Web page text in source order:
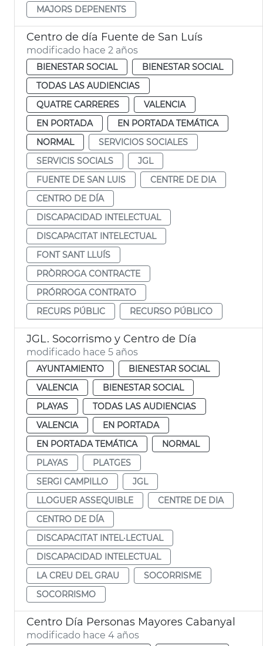
MAJORS DEPENENTS
Centro de día Fuente de San Luís
modificado hace 2 años
BIENESTAR SOCIAL
BIENESTAR SOCIAL
TODAS LAS AUDIENCIAS
QUATRE CARRERES
VALENCIA
EN PORTADA
EN PORTADA TEMÁTICA
NORMAL
SERVICIOS SOCIALES
SERVICIS SOCIALS
JGL
FUENTE DE SAN LUIS
CENTRE DE DIA
CENTRO DE DÍA
DISCAPACIDAD INTELECTUAL
DISCAPACITAT INTELECTUAL
FONT SANT LLUÍS
PRÒRROGA CONTRACTE
PRÓRROGA CONTRATO
RECURS PÚBLIC
RECURSO PÚBLICO
JGL. Socorrismo y Centro de Día
modificado hace 5 años
AYUNTAMIENTO
BIENESTAR SOCIAL
VALENCIA
BIENESTAR SOCIAL
PLAYAS
TODAS LAS AUDIENCIAS
VALENCIA
EN PORTADA
EN PORTADA TEMÁTICA
NORMAL
PLAYAS
PLATGES
SERGI CAMPILLO
JGL
LLOGUER ASSEQUIBLE
CENTRE DE DIA
CENTRO DE DÍA
DISCAPACITAT INTEL·LECTUAL
DISCAPACIDAD INTELECTUAL
LA CREU DEL GRAU
SOCORRISME
SOCORRISMO
Centro Día Personas Mayores Cabanyal
modificado hace 4 años